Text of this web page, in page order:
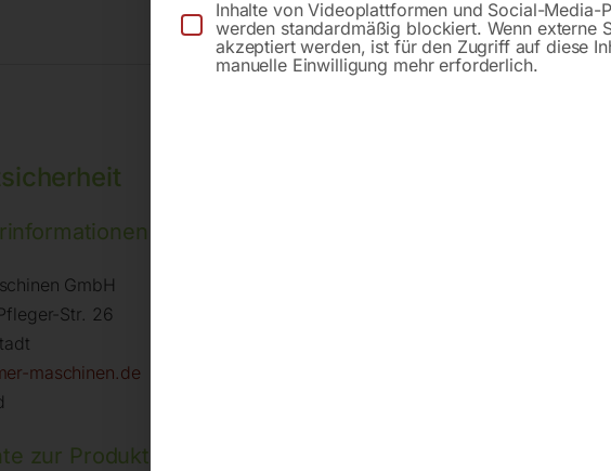
Produktsicherheit
GmbH
Str. 26
maschinen.de
zur Produktsicherheit
Inhalte von Videoplattformen und Social-Media-
werden standardmäßig blockiert. Wenn externe
akzeptiert werden, ist für den Zugriff auf diese
manuelle Einwilligung mehr erforderlich.